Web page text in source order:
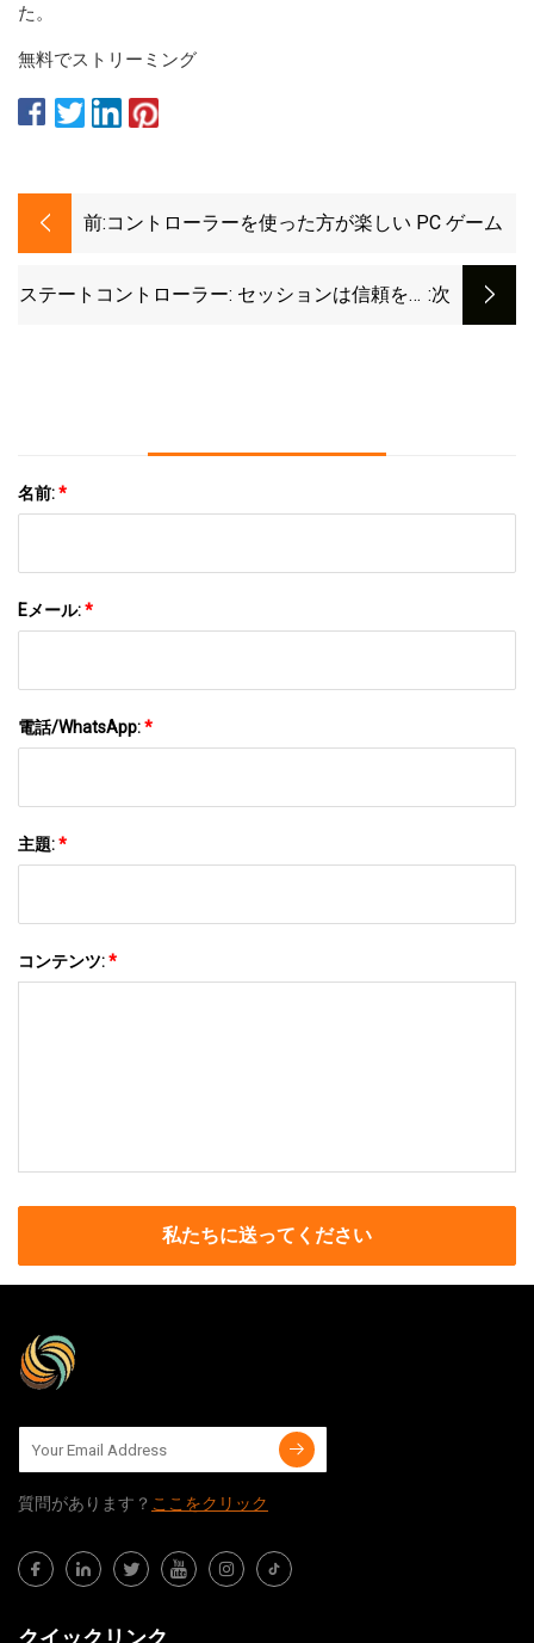
た。
無料でストリーミング
前:コントローラーを使った方が楽しい PC ゲーム
ステートコントローラー: セッションは信頼を再 :次
名前:*
Eメール:*
電話/WhatsApp:*
主題:*
コンテンツ:*
私たちに送ってください
質問​​があります？ ここをクリック